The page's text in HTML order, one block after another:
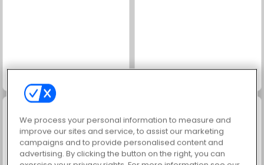
We process your personal information to measure and
improve our sites and service, to assist our marketing
campaigns and to provide personalised content and
advertising. By clicking the button on the right, you can